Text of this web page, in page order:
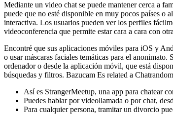
Mediante un video chat se puede mantener cerca a
puede que no esté disponible en muy pocos países o
interactiva. Los usuarios pueden ver los perfiles
videoconferencia que permite estar cara a cara con
Encontré que sus aplicaciones móviles para iOS y
o usar máscaras faciales temáticas para el
ordenador o desde la aplicación móvil, que está
búsquedas y filtros. Bazucam Es related a
Así es StrangerMeetup, una app para chatear
Puedes hablar por videollamada o por chat,
Para cualquier persona, tramitar un divorcio